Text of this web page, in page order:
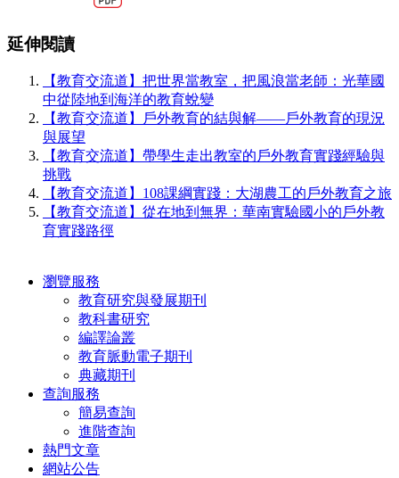
延伸閱讀
【教育交流道】把世界當教室，把風浪當老師：光華國
中從陸地到海洋的教育蛻變
【教育交流道】⼾外教育的結與解——⼾外教育的現況
與展望
【教育交流道】帶學⽣⾛出教室的⼾外教育實踐經驗與
挑戰
【教育交流道】108課綱實踐：⼤湖農⼯的⼾外教育之旅
【教育交流道】從在地到無界：華南實驗國⼩的⼾外教
育實踐路徑
瀏覽服務
教育研究與發展期刊
教科書研究
編譯論叢
教育脈動電子期刊
典藏期刊
查詢服務
簡易查詢
進階查詢
熱門文章
網站公告